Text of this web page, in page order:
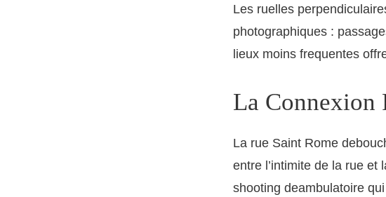
Les ruelles
photographiques :
lieux moins frequentes
La Connexion
La rue Saint Rome
entre l’intimite de la rue et
shooting deambulatoire